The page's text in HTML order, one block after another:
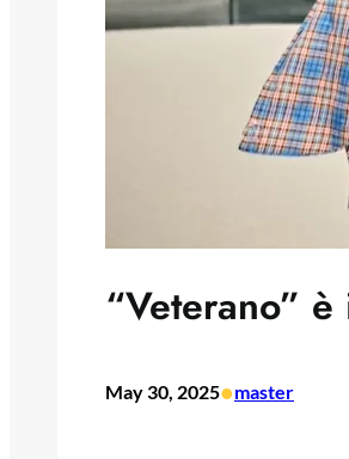
“Veterano”
May 30, 2025•master